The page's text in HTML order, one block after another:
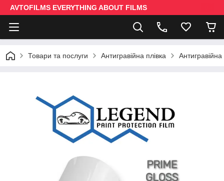
AVTOFILMS EVERYTHING ABOUT FILMS
Товари та послуги Антигравійна плівка